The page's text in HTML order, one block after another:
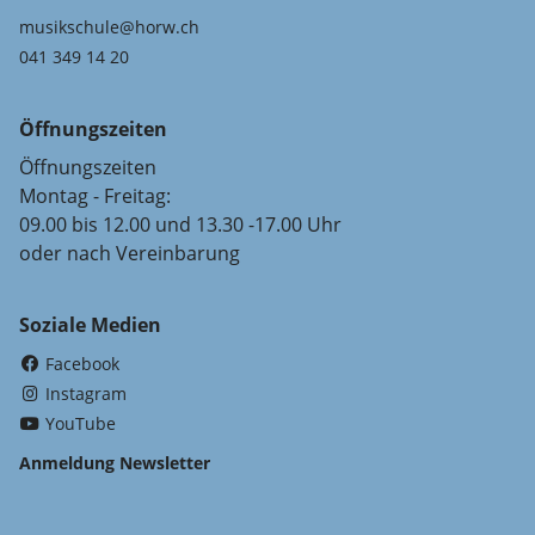
musikschule@horw.ch
041 349 14 20
Öffnungszeiten
Öffnungszeiten
Montag - Freitag:
09.00 bis 12.00 und 13.30 -17.00 Uhr
oder nach Vereinbarung
Soziale Medien
Facebook
Instagram
YouTube
Anmeldung Newsletter